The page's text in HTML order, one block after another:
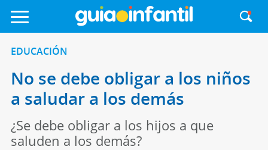
EDUCACIÓN
No se debe obligar a los niños
a saludar a los demás
¿Se debe obligar a los hijos a que
saluden a los demás?